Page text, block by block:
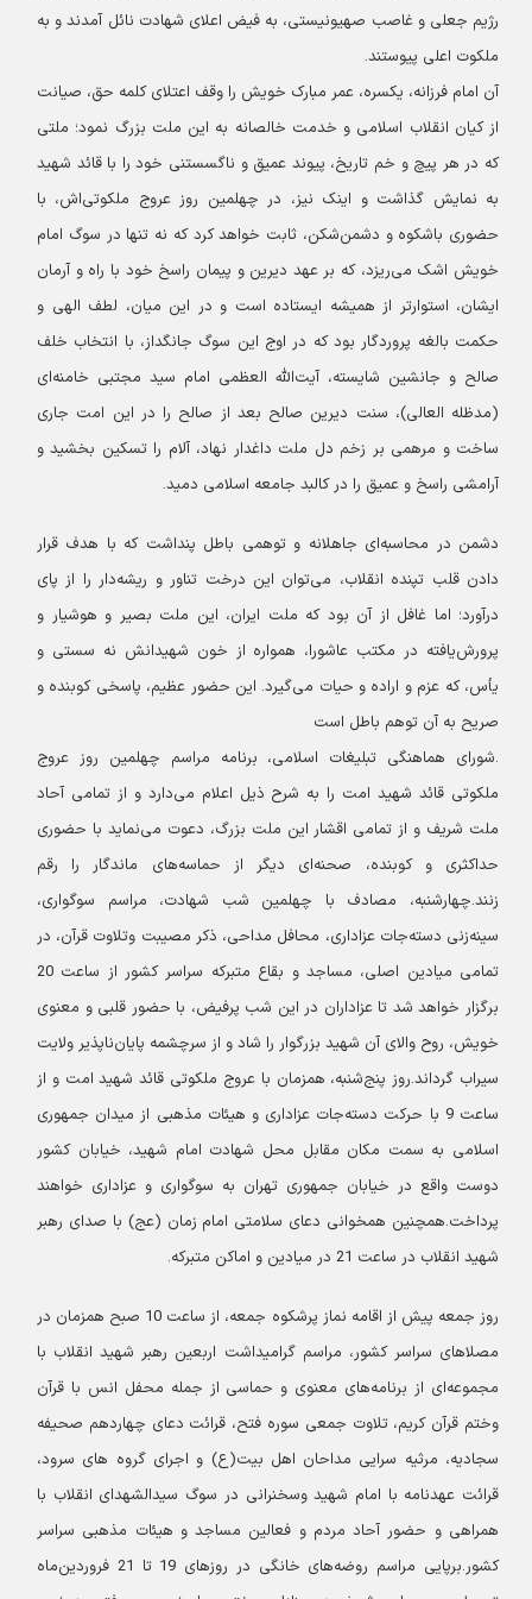
رژیم جعلی و غاصب صهیونیستی، به فیض اعلای شهادت نائل آمدند و به
ملکوت اعلی پیوستند.
آن امام فرزانه، یکسره، عمر مبارک خویش را وقف اعتلای کلمه حق، صیانت
از کیان انقلاب اسلامی و خدمت خالصانه به این ملت بزرگ نمود؛ ملتی
که در هر پیچ و خم تاریخ، پیوند عمیق و ناگسستنی خود را با قائد شهید
به نمایش گذاشت و اینک نیز، در چهلمین روز عروج ملکوتی‌اش، با
حضوری باشکوه و دشمن‌شکن، ثابت خواهد کرد که نه تنها در سوگ امام
خویش اشک می‌ریزد، که بر عهد دیرین و پیمان راسخ خود با راه و آرمان
ایشان، استوارتر از همیشه ایستاده است و در این میان، لطف الهی و
حکمت بالغه پروردگار بود که در اوج این سوگ جانگداز، با انتخاب خلف
صالح و جانشین شایسته، آیت‌الله العظمی امام سید مجتبی خامنه‌ای
(مدظله العالی)، سنت دیرین صالح بعد از صالح را در این امت جاری
ساخت و مرهمی بر زخم دل ملت داغدار نهاد، آلام را تسکین بخشید و
آرامشی راسخ و عمیق را در کالبد جامعه اسلامی دمید.
دشمن در محاسبه‌ای جاهلانه و توهمی باطل پنداشت که با هدف قرار
دادن قلب تپنده انقلاب، می‌توان این درخت تناور و ریشه‌دار را از پای
درآورد؛ اما غافل از آن بود که ملت ایران، این ملت بصیر و هوشیار و
پرورش‌یافته در مکتب عاشورا، همواره از خون شهیدانش نه سستی و
یأس، که عزم و اراده و حیات می‌گیرد. این حضور عظیم، پاسخی کوبنده و
صریح به آن توهم باطل است
شورای هماهنگی تبلیغات اسلامی، برنامه مراسم چهلمین روز عروج
ملکوتی قائد شهید امت را به شرح ذیل اعلام می‌دارد و از تمامی آحاد
ملت شریف و از تمامی اقشار این ملت بزرگ، دعوت می‌نماید با حضوری
حداکثری و کوبنده، صحنه‌ای دیگر از حماسه‌های ماندگار را رقم
زنند.چهارشنبه، مصادف با چهلمین شب شهادت، مراسم سوگواری،
سینه‌زنی دسته‌جات عزاداری، محافل مداحی، ذکر مصیبت وتلاوت قرآن، در
تمامی میادین اصلی، مساجد و بقاع متبرکه سراسر کشور از ساعت 20
برگزار خواهد شد تا عزاداران در این شب پرفیض، با حضور قلبی و معنوی
خویش، روح والای آن شهید بزرگوار را شاد و از سرچشمه پایان‌ناپذیر ولایت
سیراب گرداند.روز پنج‌شنبه، همزمان با عروج ملکوتی قائد شهید امت و از
ساعت 9 با حرکت دسته‌جات عزاداری و هیئات مذهبی از میدان جمهوری
اسلامی به سمت مکان مقابل محل شهادت امام شهید، خیابان کشور
دوست واقع در خیابان جمهوری تهران به سوگواری و عزاداری خواهند
پرداخت.همچنین همخوانی دعای سلامتی امام زمان (عج) با صدای رهبر
شهید انقلاب در ساعت 21 در میادین و اماکن متبرکه.
روز جمعه پیش از اقامه نماز پرشکوه جمعه، از ساعت 10 صبح همزمان در
مصلاهای سراسر کشور، مراسم گرامیداشت اربعین رهبر شهید انقلاب با
مجموعه‌ای از برنامه‌های معنوی و حماسی از جمله محفل انس با قرآن
وختم قرآن کریم، تلاوت جمعی سوره فتح، قرائت دعای چهاردهم صحیفه
سجادیه، مرثیه سرایی مداحان اهل بیت(ع) و اجرای گروه های سرود،
قرائت عهدنامه با امام شهید وسخنرانی در سوگ سیدالشهدای انقلاب با
همراهی و حضور آحاد مردم و فعالین مساجد و هیئات مذهبی سراسر
کشور.
برپایی مراسم روضه‌های خانگی در روزهای 19 تا 21 فروردین‌ماه